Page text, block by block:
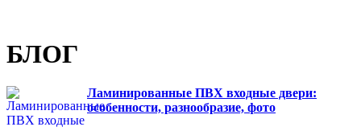
БЛОГ
Ламинированные ПВХ входные двери:
особенности, разнообразие, фото